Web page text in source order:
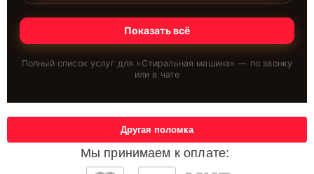
Показать всё
Полный список услуг для « Стиральная машина» — по звонку
или в чате
Мы принимаем к оплате:
Другая поломка